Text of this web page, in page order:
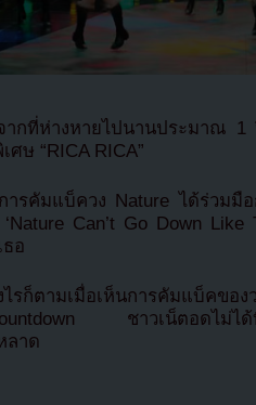
ากที่ห่างหายไปนานประมาณ
ศษ “RICA RICA”
ารคัมแบ็ควง Nature ได้ร่วมมื
Can’t Go Down
ธอ
ไรก็ตามเมื่อเห็นการคัมแบ็คข
ชาวเน็ตอดไม่ได้ที่
ลาด